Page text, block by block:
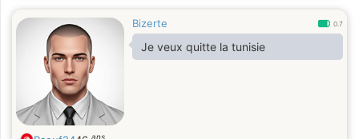
Bizerte 0.7
Je veux quitte la tunisie
ans